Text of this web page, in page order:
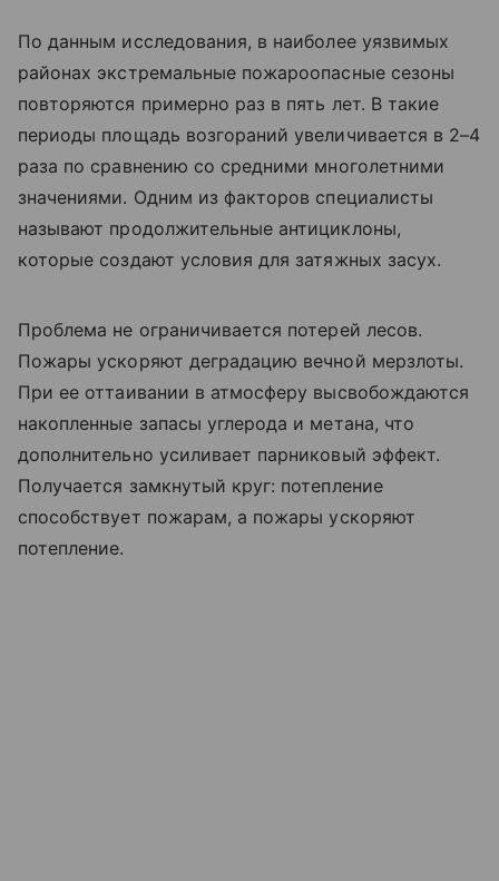
По данным исследования, в наиболее уязвимых
районах экстремальные пожароопасные сезоны
повторяются примерно раз в пять лет. В такие
периоды площадь возгораний увеличивается в 2–4
раза по сравнению со средними многолетними
значениями. Одним из факторов специалисты
называют продолжительные антициклоны,
которые создают условия для затяжных засух.
Проблема не ограничивается потерей лесов.
Пожары ускоряют деградацию вечной мерзлоты.
При ее оттаивании в атмосферу высвобождаются
накопленные запасы углерода и метана, что
дополнительно усиливает парниковый эффект.
Получается замкнутый круг: потепление
способствует пожарам, а пожары ускоряют
потепление.